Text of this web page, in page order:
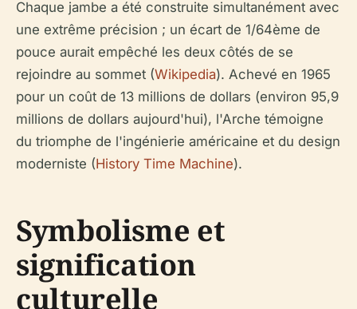
Chaque jambe a été construite simultanément avec
une extrême précision ; un écart de 1/64ème de
pouce aurait empêché les deux côtés de se
rejoindre au sommet (Wikipedia). Achevé en 1965
pour un coût de 13 millions de dollars (environ 95,9
millions de dollars aujourd'hui), l'Arche témoigne
du triomphe de l'ingénierie américaine et du design
moderniste (History Time Machine).
Symbolisme et
signification
culturelle